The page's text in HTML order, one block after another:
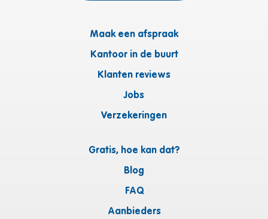
Maak een afspraak
Kantoor in de buurt
Klanten reviews
Jobs
Verzekeringen
Gratis, hoe kan dat?
Blog
FAQ
Aanbieders